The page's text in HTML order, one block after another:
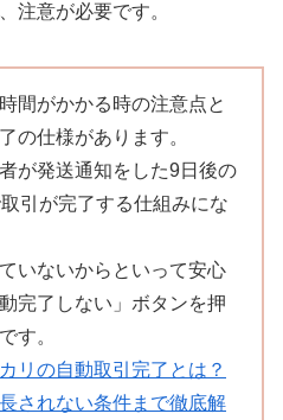
注意が必要です。
間がかかる時の注意点と
の仕様があります。
が発送通知をした9日後の
引が完了する仕組みにな
いないからといって安心
完了しない」ボタンを押
す。
リの自動取引完了とは？
されない条件まで徹底解